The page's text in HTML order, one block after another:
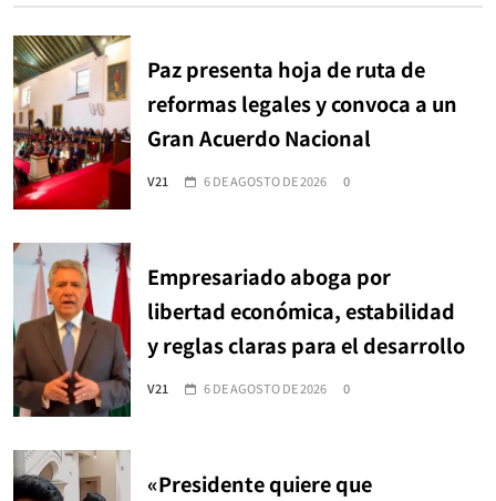
Paz presenta hoja de ruta de
reformas legales y convoca a un
Gran Acuerdo Nacional
V21 6 DE AGOSTO DE 2026 0
Empresariado aboga por
libertad económica, estabilidad
y reglas claras para el desarrollo
V21 6 DE AGOSTO DE 2026 0
«Presidente quiere que